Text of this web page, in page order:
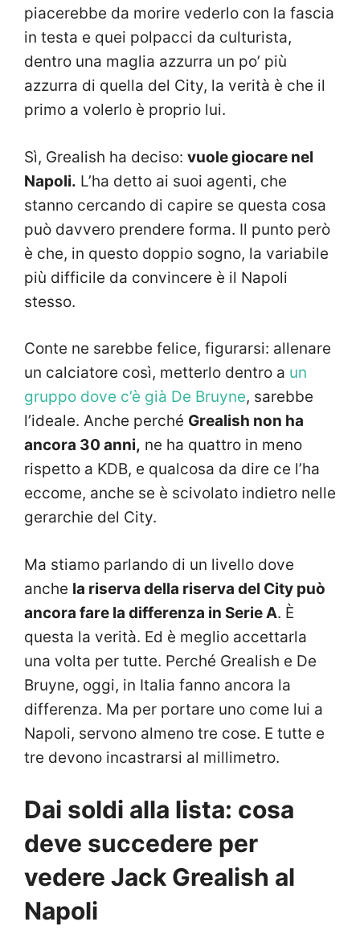
piacerebbe da morire vederlo con la fascia
in testa e quei polpacci da culturista,
dentro una maglia azzurra un po’ più
azzurra di quella del City, la verità è che il
primo a volerlo è proprio lui.
Sì, Grealish ha deciso: vuole giocare nel
Napoli. L’ha detto ai suoi agenti, che
stanno cercando di capire se questa cosa
può davvero prendere forma. Il punto però
è che, in questo doppio sogno, la variabile
più difficile da convincere è il Napoli
stesso.
Conte ne sarebbe felice, figurarsi: allenare
un calciatore così, metterlo dentro a un
gruppo dove c’è già De Bruyne, sarebbe
l’ideale. Anche perché Grealish non ha
ancora 30 anni, ne ha quattro in meno
rispetto a KDB, e qualcosa da dire ce l’ha
eccome, anche se è scivolato indietro nelle
gerarchie del City.
Ma stiamo parlando di un livello dove
anche la riserva della riserva del City può
ancora fare la differenza in Serie A. È
questa la verità. Ed è meglio accettarla
una volta per tutte. Perché Grealish e De
Bruyne, oggi, in Italia fanno ancora la
differenza. Ma per portare uno come lui a
Napoli, servono almeno tre cose. E tutte e
tre devono incastrarsi al millimetro.
Dai soldi alla lista: cosa
deve succedere per
vedere Jack Grealish al
Napoli